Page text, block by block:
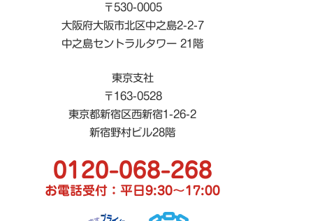
〒530-0005
大阪府大阪市北区中之島2-2-7
中之島セントラルタワー 21階
東京支社
〒163-0528
東京都新宿区西新宿1-26-2
新宿野村ビル28階
0120-068-268
お電話受付：平日9:30〜17:00